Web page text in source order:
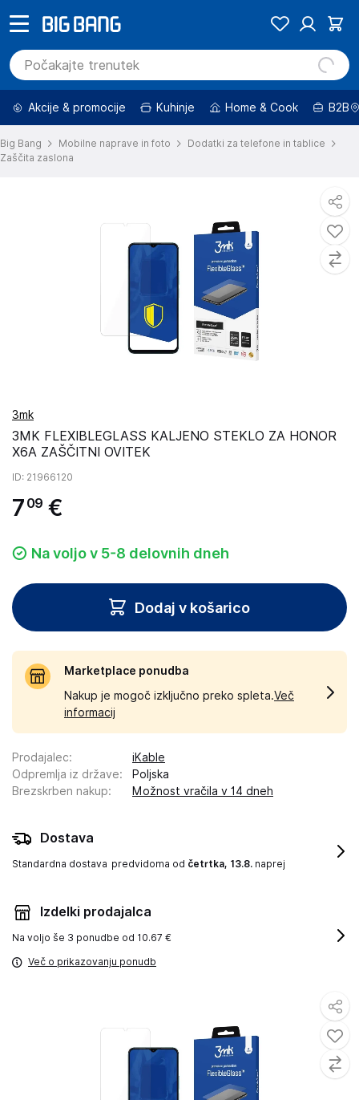
Akcije & promocije Kuhinje Home & Cook B2B
Big Bang Mobilne naprave in foto
Dodatki za telefone in tablice
Zaščita zaslona
3mk
3MK FLEXIBLEGLASS KALJENO STEKLO ZA HONOR
X6A ZAŠČITNI OVITEK
ID: 21966120
7 09 €
Na voljo v 5-8 delovnih dneh
Dodaj v košarico
Marketplace ponudba
Nakup je mogoč izključno preko spleta.Več
informacij
Prodajalec:
iKable
Odpremlja iz države:
Poljska
Brezskrben nakup: Možnost vračila v 14 dneh
Dostava
Standardna dostava predvidoma od četrtka, 13.8. naprej
Izdelki prodajalca
Na voljo še 3 ponudbe od 10.67 €
Več o prikazovanju ponudb